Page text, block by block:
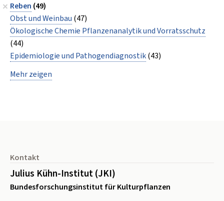
Reben (49)
Obst und Weinbau (47)
Ökologische Chemie Pflanzenanalytik und Vorratsschutz
(44)
Epidemiologie und Pathogendiagnostik(43)
Mehr zeigen
Kontakt
Julius Kühn-Institut (JKI)
Bundesforschungsinstitut für Kulturpflanzen